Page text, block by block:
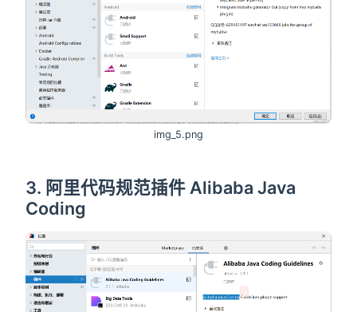
img_5.png
3. 阿里代码规范插件 Alibaba Java
Coding